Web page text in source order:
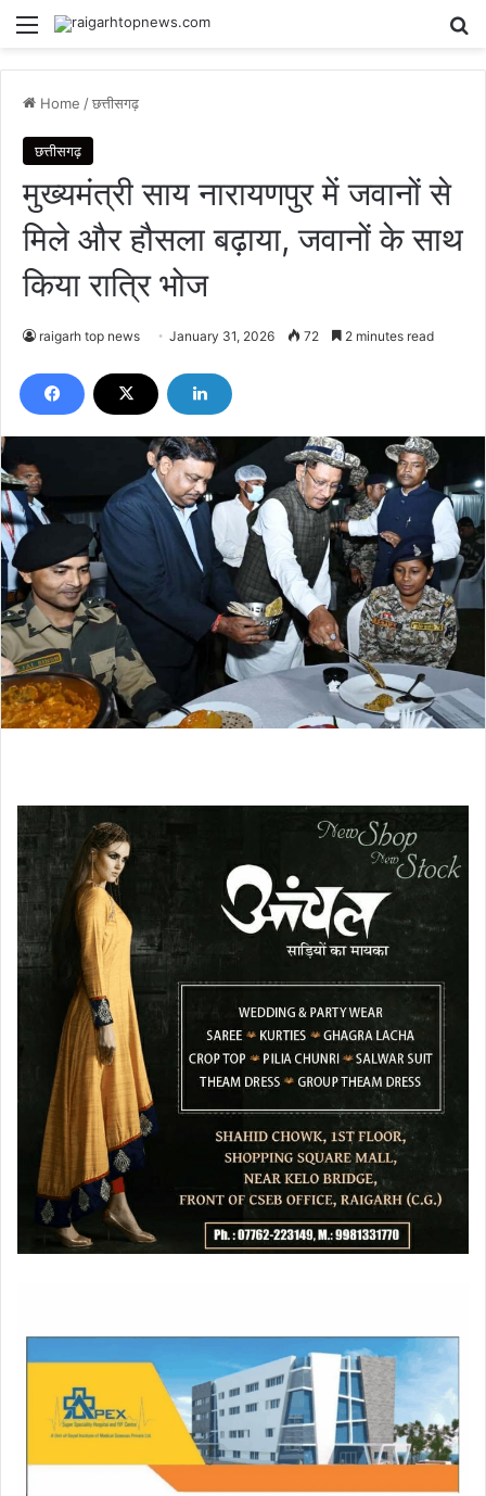
Menu
Home /छत्तीसगढ़
छत्तीसगढ़
मुख्यमंत्री साय नारायणपुर में जवानों से
मिले और हौसला बढ़ाया, जवानों के साथ
किया रात्रि भोज
raigarh top news January 31, 2026 72 2 minutes read